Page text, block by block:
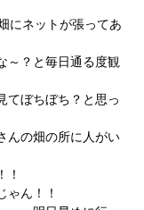
にネットが張ってあ
～？と毎日通る度観
てぼちぼち？と思っ
んの畑の所に人がい
！
ん！！